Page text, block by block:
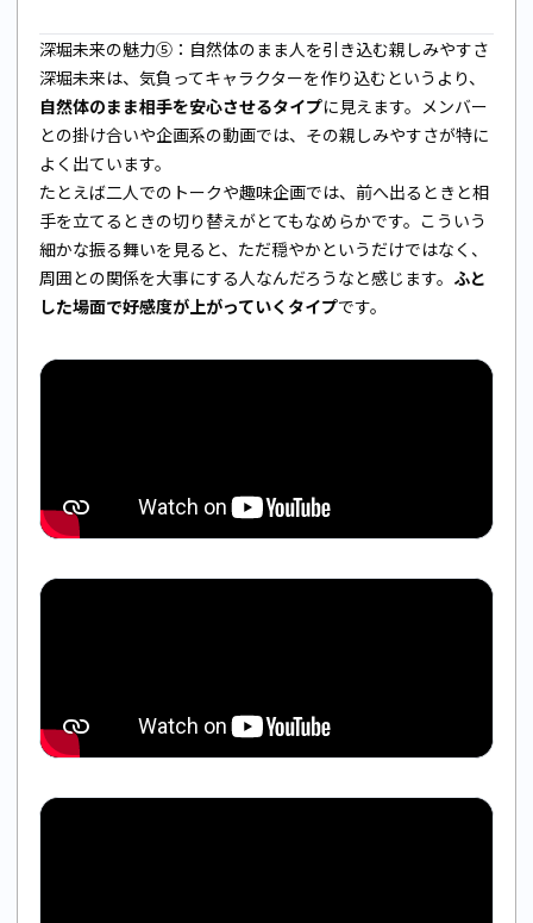
深堀未来の魅力⑤：自然体のまま人を引き込む親しみやすさ
深堀未来は、気負ってキャラクターを作り込むというより、
自然体のまま相手を安心させるタイプに見えます。メンバー
との掛け合いや企画系の動画では、その親しみやすさが特に
よく出ています。
たとえば二人でのトークや趣味企画では、前へ出るときと相
手を立てるときの切り替えがとてもなめらかです。こういう
細かな振る舞いを見ると、ただ穏やかというだけではなく、
周囲との関係を大事にする人なんだろうなと感じます。 ふと
した場面で好感度が上がっていくタイプです。